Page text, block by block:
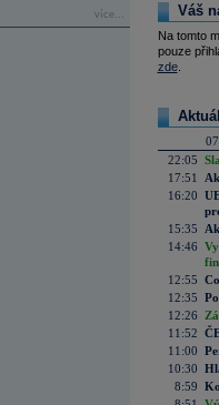
více... Váš
Na tomto
pouze
zde.
22:05
17:51
16:20
15:35
14:46
12:55
12:35
12:26
11:52
11:00
10:30
8:59